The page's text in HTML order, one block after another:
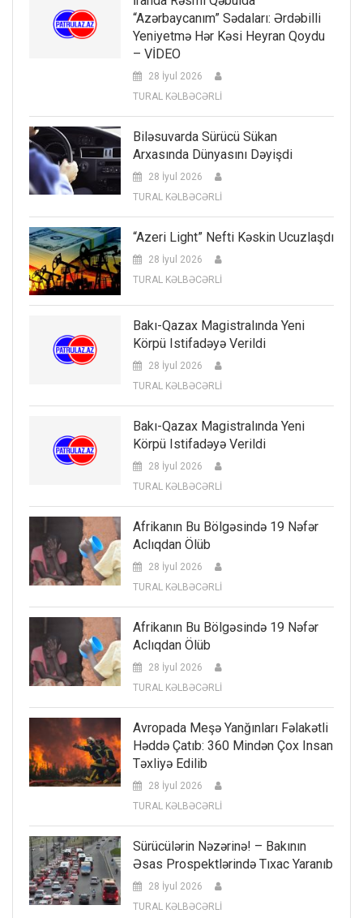
“Azərbaycanım” Sədaları: Ərdəbilli
Yeniyetmə Hər Kəsi Heyran Qoydu
– VİDEO
28 İyul 2026
TURAL KƏLBƏCƏRLİ
Biləsuvarda Sürücü Sükan
Arxasında Dünyasını Dəyişdi
28 İyul 2026
TURAL KƏLBƏCƏRLİ
“Azeri Light” Nefti Kəskin Ucuzlaşdı
28 İyul 2026
TURAL KƏLBƏCƏRLİ
Bakı-Qazax Magistralında Yeni
Körpü Istifadəyə Verildi
28 İyul 2026
TURAL KƏLBƏCƏRLİ
Bakı-Qazax Magistralında Yeni
Körpü Istifadəyə Verildi
28 İyul 2026
TURAL KƏLBƏCƏRLİ
Afrikanın Bu Bölgəsində 19 Nəfər
Aclıqdan Ölüb
28 İyul 2026
TURAL KƏLBƏCƏRLİ
Afrikanın Bu Bölgəsində 19 Nəfər
Aclıqdan Ölüb
28 İyul 2026
TURAL KƏLBƏCƏRLİ
Avropada Meşə Yanğınları Fəlakətli
Həddə Çatıb: 360 Mindən Çox Insan
Təxliyə Edilib
28 İyul 2026
TURAL KƏLBƏCƏRLİ
Sürücülərin Nəzərinə! – Bakının
Əsas Prospektlərində Tıxac Yaranıb
28 İyul 2026
TURAL KƏLBƏCƏRLİ